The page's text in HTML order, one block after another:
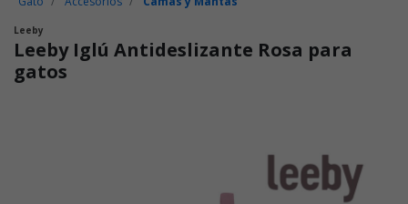
Leeby
Leeby Iglú Antideslizante Rosa para
gatos